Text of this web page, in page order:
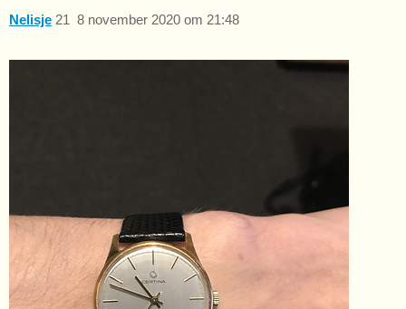
Nelisje 8 november 2020 om 21:48
21